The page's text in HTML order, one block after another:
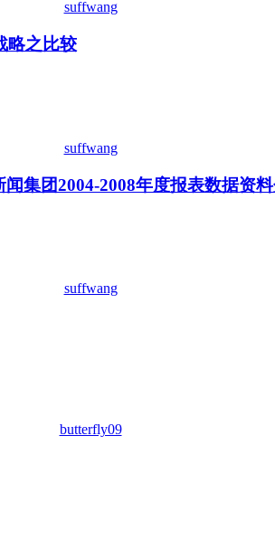
suffwang
略之比较
suffwang
集团2004-2008年度报表数据资
suffwang
butterfly09